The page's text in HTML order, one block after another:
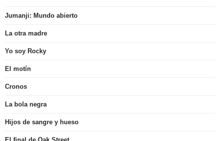
Jumanji: Mundo abierto
La otra madre
Yo soy Rocky
El motín
Cronos
La bola negra
Hijos de sangre y hueso